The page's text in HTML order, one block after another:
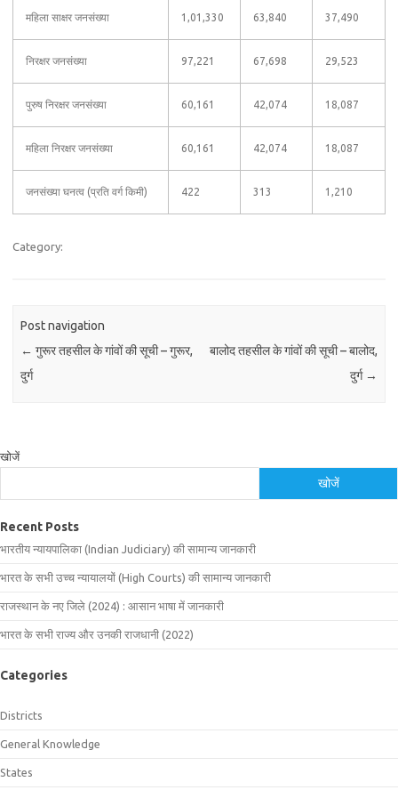
महिला साक्षर जनसंख्या 1,01,330 63,840 37,490
निरक्षर जनसंख्या 97,221 67,698 29,523
पुरुष निरक्षर जनसंख्या 60,161 42,074 18,087
महिला निरक्षर जनसंख्या 60,161 42,074 18,087
जनसंख्या घनत्व (प्रति वर्ग किमी) 422 313 1,210
Category:
Post navigation
← गुरूर तहसील के गांवों की सूची – गुरूर,
दुर्ग
बालोद तहसील के गांवों की सूची – बालोद,
दुर्ग →
खोजें
खोजें
Recent Posts
भारतीय न्यायपालिका (Indian Judiciary) की सामान्य जानकारी
भारत के सभी उच्च न्यायालयों (High Courts) की सामान्य जानकारी
राजस्थान के नए जिले (2024) : आसान भाषा में जानकारी
भारत के सभी राज्य और उनकी राजधानी (2022)
Categories
Districts
General Knowledge
States